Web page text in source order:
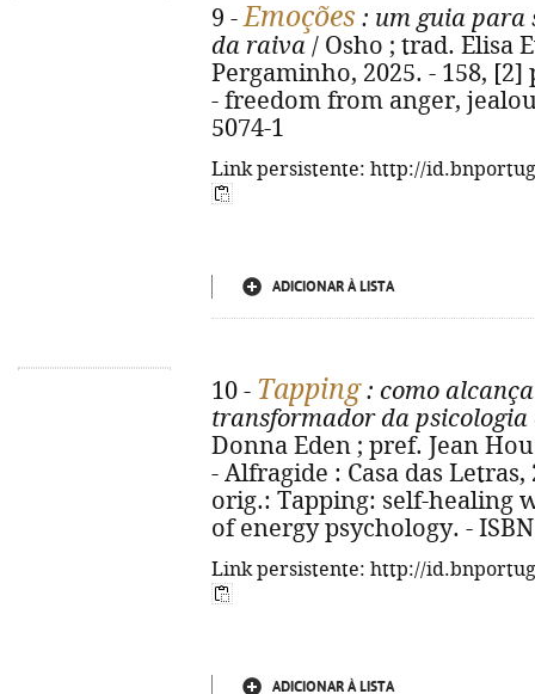
9 -Emoções : um guia para
da raiva / Osho ; trad. Elisa
Pergaminho, 2025. - 158,
- freedom from anger,
5074-1
Link persistente: http://
ADICIONAR À LISTA
10 - Tapping: como
transformador da psicologia
Donna Eden ; pref. Jean
- Alfragide : Casa das
orig.: Tapping: self-healing
of energy psychology. -
Link persistente: http://
ADICIONAR À LISTA